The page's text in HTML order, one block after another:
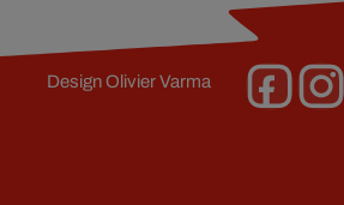
DesignOlivier Varma